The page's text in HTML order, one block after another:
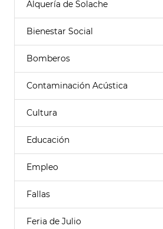
Alquería de Solache
Bienestar Social
Bomberos
Contaminación Acústica
Cultura
Educación
Empleo
Fallas
Feria de Julio